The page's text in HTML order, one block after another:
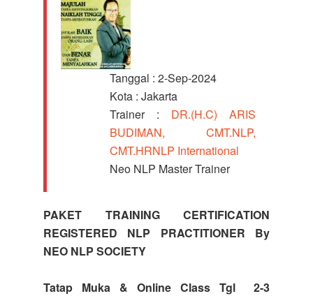
Tanggal : 2-Sep-2024
Kota : Jakarta
Trainer : DR.(H.C) ARIS
BUDIMAN, CMT.NLP,
CMT.HRNLP International
Neo NLP Master Trainer
PAKET TRAINING CERTIFICATION
REGISTERED NLP PRACTITIONER By
NEO NLP SOCIETY
Tatap Muka & Online Class Tgl 2-3